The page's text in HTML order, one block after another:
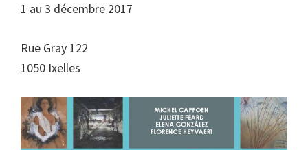
1 au 3 décembre 2017
Rue Gray 122
1050 Ixelles